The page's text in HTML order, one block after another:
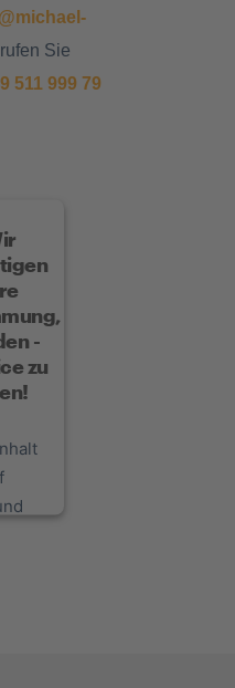
Sie
511 999 79
-
zu